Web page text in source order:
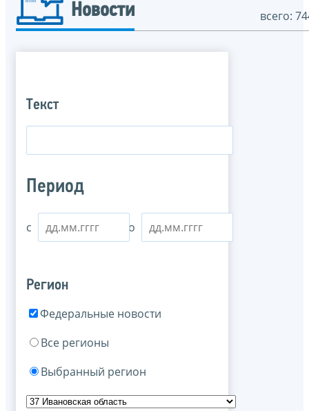
Новости всего:
Текст
Период
с по
Регион
Федеральные новости
Все регионы
Выбранный регион